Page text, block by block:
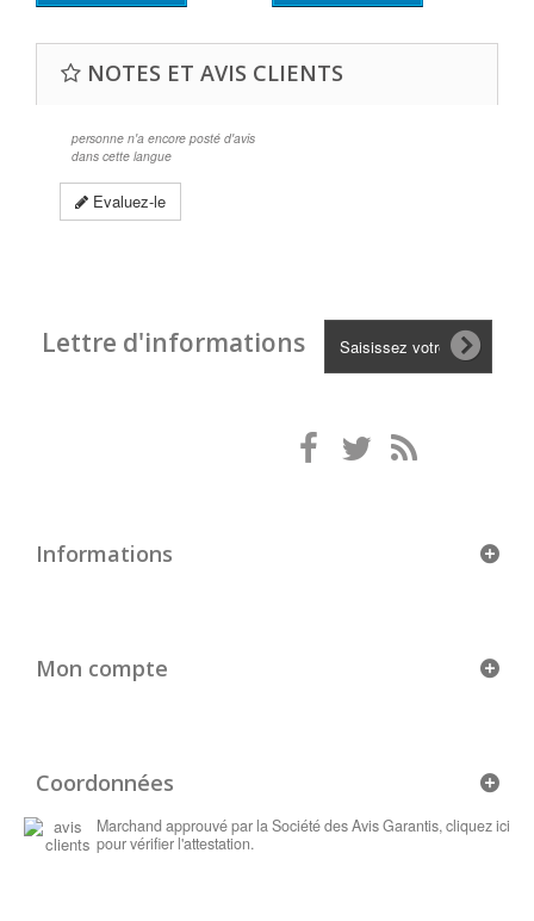
NOTES ET AVIS CLIENTS
personne n'a encore posté d'avis
dans cette langue
Evaluez-le
Lettre d'informations
Informations
Mon compte
Coordonnées
Marchand approuvé par la Société des Avis Garantis,cliquez ici
pour vérifier l'attestation.